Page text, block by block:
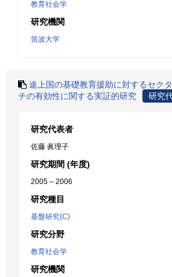
教育社会学
研究機関
筑波大学
途上国の基礎教育援助に対するセク
チの有効性に関する実証的研究
研究
研究代表者
佐藤 眞理子
研究期間 (年度)
2005 – 2006
研究種目
基盤研究(C)
研究分野
教育社会学
研究機関